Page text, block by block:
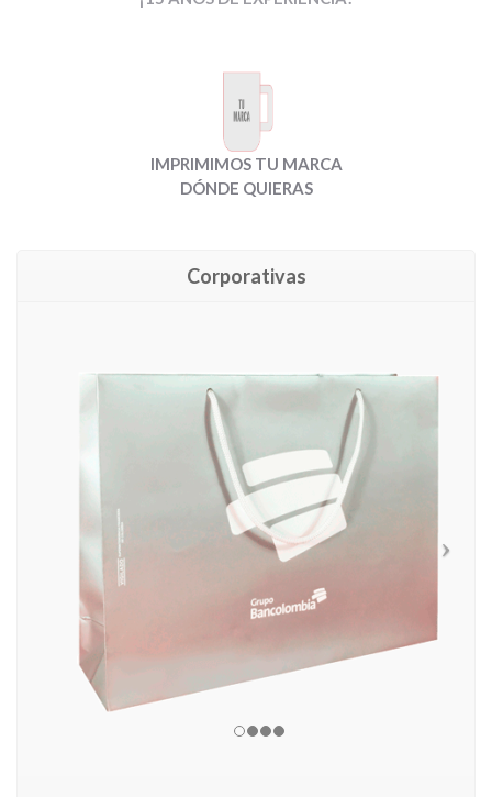
IMPRIMIMOS TU MARCA
DÓNDE QUIERAS
Corporativas